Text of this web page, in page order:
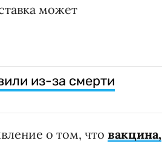
может
из-за смерти
о том, что вакцина,